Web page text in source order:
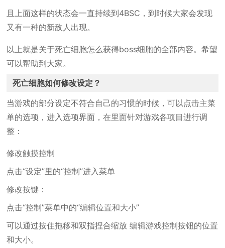
且上面这样的状态会一直持续到4BSC，到时候大家会发现
又有一种的新敌人出现。
以上就是关于死亡细胞怎么获得boss细胞的全部内容。希望
可以帮助到大家。
死亡细胞如何修改设定？
当游戏的部分设定不符合自己的习惯的时候，可以点击主菜
单的选项，进入选项界面，在里面针对游戏各项目进行调
整：
修改触摸控制
点击“设定”里的“控制”进入菜单
修改按键：
点击“控制”菜单中的“编辑位置和大小”
可以通过按住拖移和双指捏合缩放 编辑游戏控制按钮的位置
和大小。